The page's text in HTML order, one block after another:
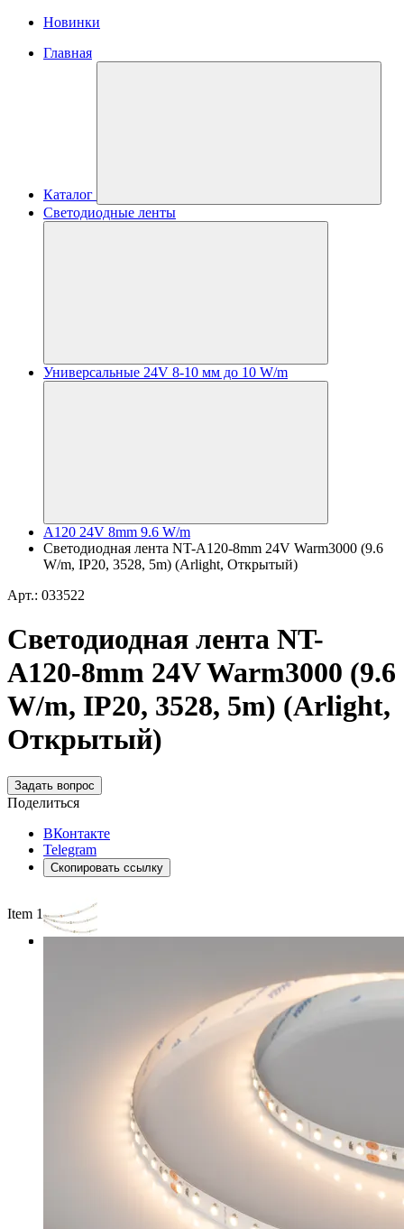
Новинки
Главная
Каталог
Светодиодные ленты
Универсальные 24V 8-10 мм до 10 W/m
A120 24V 8mm 9.6 W/m
Светодиодная лента NT-A120-8mm 24V Warm3000 (9.6
W/m, IP20, 3528, 5m) (Arlight, Открытый)
Арт.: 033522
Светодиодная лента NT-
A120-8mm 24V Warm3000 (9.6
W/m, IP20, 3528, 5m) (Arlight,
Открытый)
Задать вопрос
Поделиться
ВКонтакте
Telegram
Скопировать ссылку
Item 1 of 3